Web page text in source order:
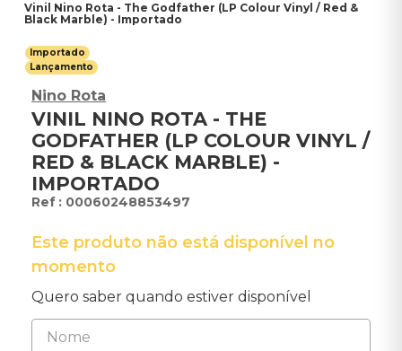
Vinil Nino Rota - The Godfather (LP Colour Vinyl / Red &
Black Marble) - Importado
Importado
Lançamento
Nino Rota
VINIL NINO ROTA - THE
GODFATHER (LP COLOUR VINYL /
RED & BLACK MARBLE) -
IMPORTADO
: 00060248853497
Este produto não está disponível no
momento
Quero saber quando estiver disponível